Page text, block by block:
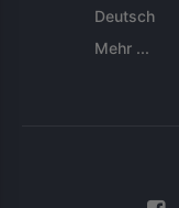
Deutsch
Mehr ...